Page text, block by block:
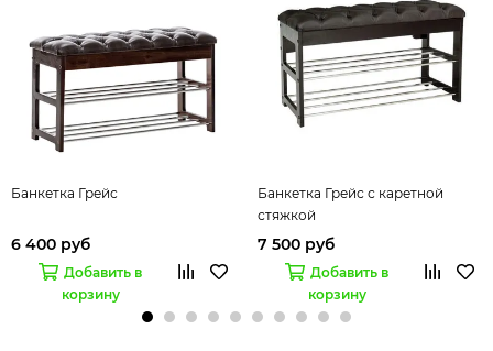
Банкетка Грейс
6 400 руб
Добавить в
корзину
Банкетка Грейс с каретной
стяжкой
7 500 руб
Добавить в
корзину